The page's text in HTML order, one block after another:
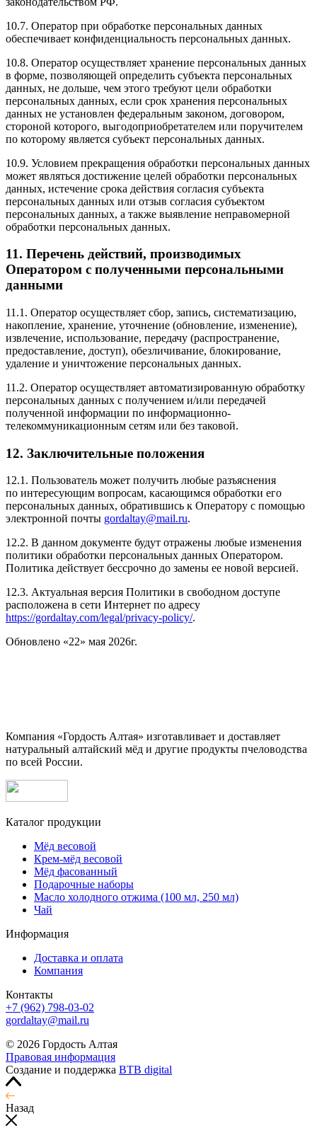
10.7. Оператор при обработке персональных данных
обеспечивает конфиденциальность персональных данных.
10.8. Оператор осуществляет хранение персональных данных
в форме, позволяющей определить субъекта персональных
данных, не дольше, чем этого требуют цели обработки
персональных данных, если срок хранения персональных
данных не установлен федеральным законом, договором,
стороной которого, выгодоприобретателем или поручителем
по которому является субъект персональных данных.
10.9. Условием прекращения обработки персональных данных
может являться достижение целей обработки персональных
данных, истечение срока действия согласия субъекта
персональных данных или отзыв согласия субъектом
персональных данных, а также выявление неправомерной
обработки персональных данных.
11. Перечень действий, производимых
Оператором с полученными персональными
данными
11.1. Оператор осуществляет сбор, запись, систематизацию,
накопление, хранение, уточнение (обновление, изменение),
извлечение, использование, передачу (распространение,
предоставление, доступ), обезличивание, блокирование,
удаление и уничтожение персональных данных.
11.2. Оператор осуществляет автоматизированную обработку
персональных данных с получением и/или передачей
полученной информации по информационно-
телекоммуникационным сетям или без таковой.
12. Заключительные положения
12.1. Пользователь может получить любые разъяснения
по интересующим вопросам, касающимся обработки его
персональных данных, обратившись к Оператору с помощью
электронной почты gordaltay@mail.ru.
12.2. В данном документе будут отражены любые изменения
политики обработки персональных данных Оператором.
Политика действует бессрочно до замены ее новой версией.
12.3. Актуальная версия Политики в свободном доступе
расположена в сети Интернет по адресу
https://gordaltay.com/legal/privacy-policy/.
Обновлено «22» мая 2026г.
Компания «Гордость Алтая» изготавливает и доставляет
натуральный алтайский мёд и другие продукты пчеловодства
по всей России.
Каталог продукции
Мёд весовой
Крем-мёд весовой
Мёд фасованный
Подарочные наборы
Масло холодного отжима (100 мл, 250 мл)
Чай
Информация
Доставка и оплата
Компания
Контакты
+7 (962) 798-03-02
gordaltay@mail.ru
© 2026 Гордость Алтая
Правовая информация
Создание и поддержка BTB digital
Назад